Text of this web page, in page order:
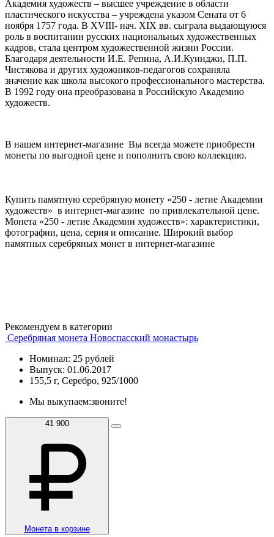
Академия художеств – высшее учреждение в области
пластического искусства – учреждена указом Сената от 6
ноября 1757 года. В XVIII- нач. XIX вв. сыграла выдающуюся
роль в воспитании русских национальных художественных
кадров, стала центром художественной жизни России.
Благодаря деятельности И.Е. Репина, А.И.Куинджи, П.П.
Чистякова и других художников-педагогов сохраняла
значение как школа высокого профессионального мастерства.
В 1992 году она преобразована в Российскую Академию
художеств.
В нашем интернет-магазине Вы всегда можете приобрести
монеты по выгодной цене и пополнить свою коллекцию.
Купить памятную серебряную монету «250 - летие Академии
художеств» в интернет-магазине по привлекательной цене.
Монета «250 - летие Академии художеств»: характеристики,
фотографии, цена, серия и описание. Широкий выбор
памятных серебряных монет в интернет-магазине
Рекомендуем в категории
Серебряная монета Новоспасский монастырь
Номинал: 25 рублей
Выпуск: 01.06.2017
155,5 г, Серебро, 925/1000
Мы выкупаем:звоните!
41 900
Монета в корзине